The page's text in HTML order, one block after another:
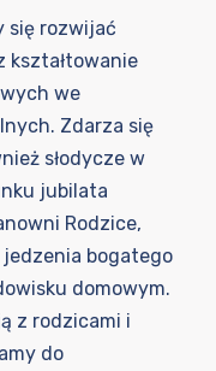
się rozwijać
kształtowanie
we
Zdarza się
słodycze w
jubilata
Rodzice,
bogatego
domowym.
z rodzicami i
do